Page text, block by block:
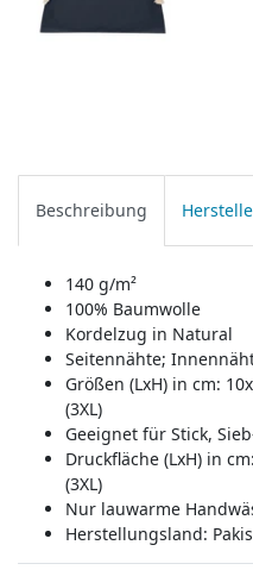
Beschreibung
140 g/m²
100% Baumwolle
Kordelzug in Natural
Seitennähte;
Größen (LxH) in cm:
(3XL)
Geeignet für Stick,
Druckfläche (LxH) in
(3XL)
Nur lauwarme
Herstellungsland: